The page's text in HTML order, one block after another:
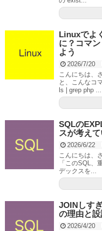
Linuxでよ
に？コマ
よう
2026/7/20
こんにちは、
と、こんなコ
ls | grep php ...
SQLの
スが考え
2026/6/22
こんにちは、
「このSQL、
デックスを...
JOINしす
の理由と
2026/4/20